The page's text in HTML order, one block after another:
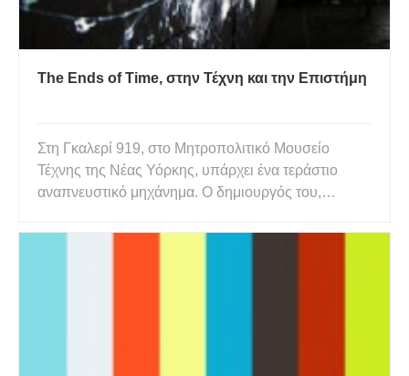
The Ends of Time, στην Τέχνη και την Επιστήμη
Στη Γκαλερί 919, στο Μητροπολιτικό Μουσείο
Τέχνης της Νέας Υόρκης, υπάρχει ένα τεράστιο
αναπνευστικό μηχάνημα. Ο δημιουργός του,
μετά την περιγραφή του Charles Dickens για τις